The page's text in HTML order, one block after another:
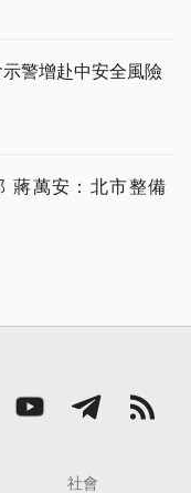
警增赴中安全風險
蔣萬安：北市整備
社會